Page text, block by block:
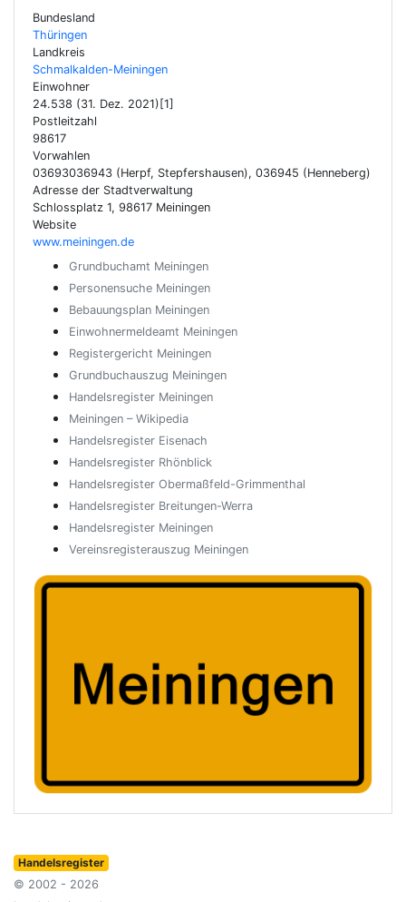
Bundesland
Thüringen
Landkreis
Schmalkalden-Meiningen
Einwohner
24.538 (31. Dez. 2021)[1]
Postleitzahl
98617
Vorwahlen
03693036943 (Herpf, Stepfershausen), 036945 (Henneberg)
Adresse der Stadtverwaltung
Schlossplatz 1, 98617 Meiningen
Website
www.meiningen.de
Grundbuchamt Meiningen
Personensuche Meiningen
Bebauungsplan Meiningen
Einwohnermeldeamt Meiningen
Registergericht Meiningen
Grundbuchauszug Meiningen
Handelsregister Meiningen
Meiningen – Wikipedia
Handelsregister Eisenach
Handelsregister Rhönblick
Handelsregister Obermaßfeld-Grimmenthal
Handelsregister Breitungen-Werra
Handelsregister Meiningen
Vereinsregisterauszug Meiningen
Handelsregister
© 2002 - 2026